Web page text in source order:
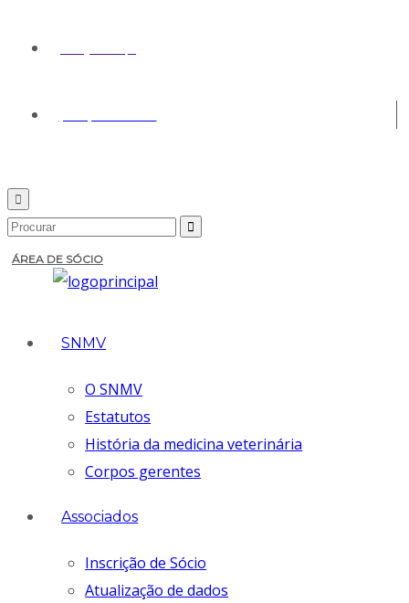
ÁREA DE SÓCIO
SNMV
O SNMV
Estatutos
História da medicina veterinária
Corpos gerentes
Associados
Inscrição de Sócio
Atualização de dados